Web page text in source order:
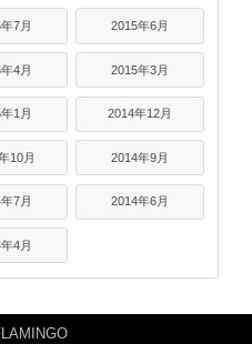
7月 2015年6月
4月 2015年3月
1月 2014年12月
10月 2014年9月
7月 2014年6月
4月